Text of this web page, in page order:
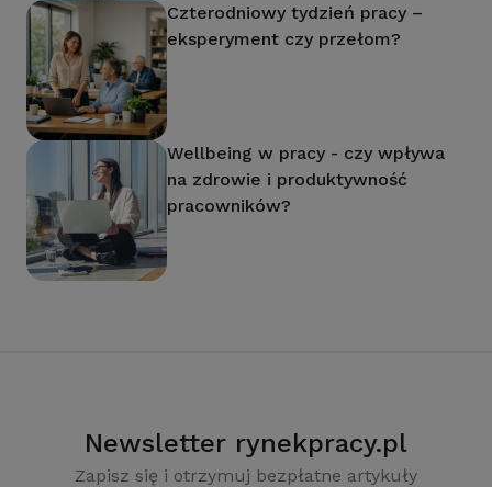
Czterodniowy tydzień pracy –
eksperyment czy przełom?
Wellbeing w pracy - czy wpływa
na zdrowie i produktywność
pracowników?
Newsletter rynekpracy.pl
Zapisz się i otrzymuj bezpłatne artykuły